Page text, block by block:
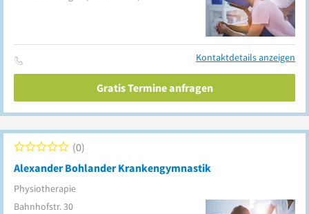
Kontaktdetails anzeigen
Gratis Termine anfragen
Alexander Bohlander Krankengymnastik
Physiotherapie
0
Bahnhofstr. 30